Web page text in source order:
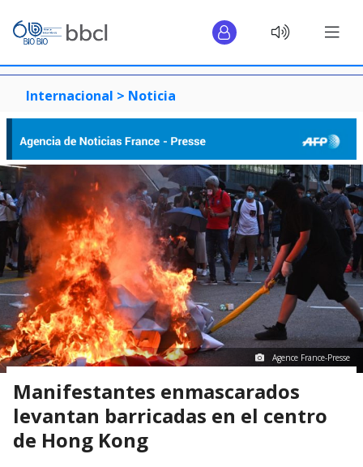
Internacional > Noticia
Agence France-Presse
Manifestantes enmascarados
levantan barricadas en el centro
de Hong Kong